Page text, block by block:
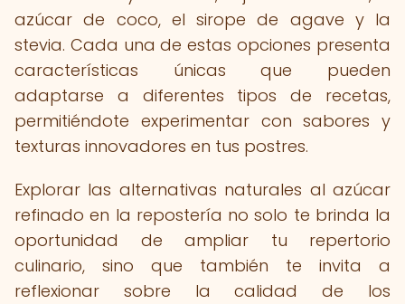
azúcar de coco, el sirope de agave y la
stevia. Cada una de estas opciones presenta
características únicas que pueden
adaptarse a diferentes tipos de recetas,
permitiéndote experimentar con sabores y
texturas innovadores en tus postres.
Explorar las alternativas naturales al azúcar
refinado en la repostería no solo te brinda la
oportunidad de ampliar tu repertorio
culinario, sino que también te invita a
reflexionar sobre la calidad de los